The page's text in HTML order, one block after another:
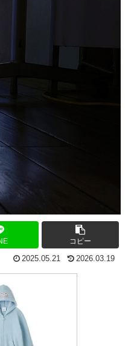
コピー
2025.05.21 2026.03.19